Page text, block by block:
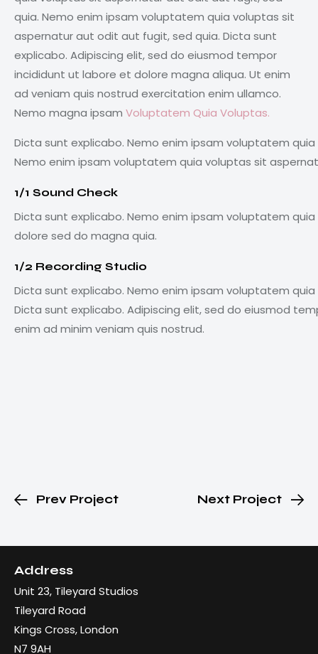
quia. Nemo enim ipsam voluptatem quia voluptas sit
aspernatur aut odit aut fugit, sed quia. Dicta sunt
explicabo. Adipiscing elit, sed do eiusmod tempor
incididunt ut labore et dolore magna aliqua. Ut enim
ad veniam quis nostrud exercitation enim ullamco.
Nemo magna ipsam Voluptatem Quia Voluptas.
Dicta sunt explicabo. Nemo enim ipsam voluptatem
Nemo enim ipsam voluptatem quia voluptas sit
1/1 Sound Check
Dicta sunt explicabo. Nemo enim ipsam voluptatem
dolore sed do magna quia.
1/2 Recording Studio
Dicta sunt explicabo. Nemo enim ipsam voluptatem
Dicta sunt explicabo. Adipiscing elit, sed do eiusmod
enim ad minim veniam quis nostrud.
Prev Project Next Project
Address
Unit 23, Tileyard Studios
Tileyard Road
Kings Cross, London
N7 9AH